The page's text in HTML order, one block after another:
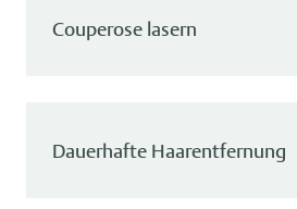
Couperose lasern
Dauerhafte Haarentfernung